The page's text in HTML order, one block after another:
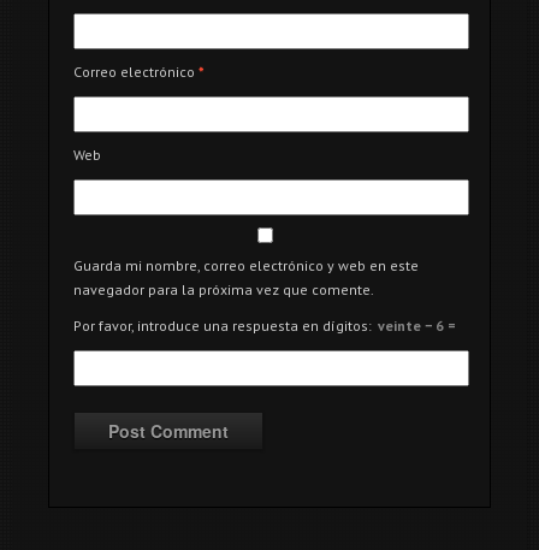
Correo electrónico *
Web
Guarda mi nombre, correo electrónico y web en este
navegador para la próxima vez que comente.
Por favor, introduce una respuesta en dígitos: veinte − 6 =